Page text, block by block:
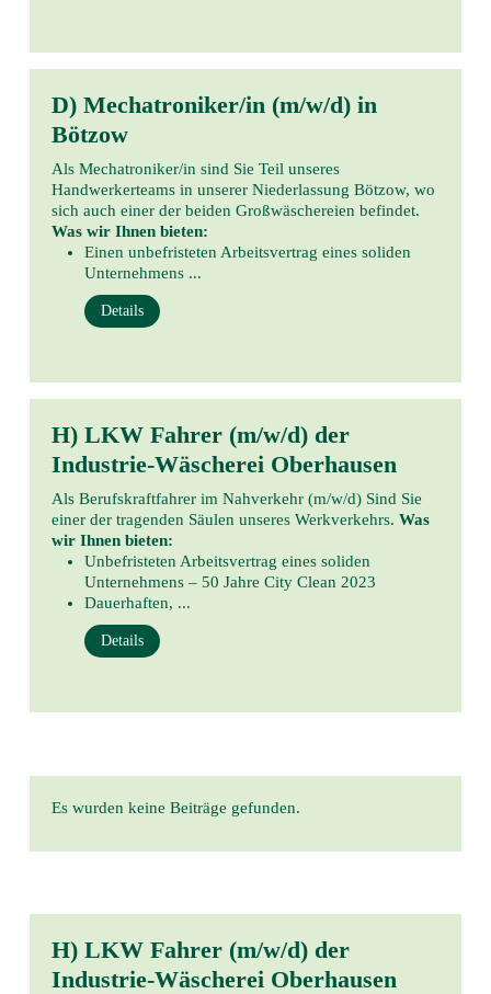
D) Mechatroniker/in (m/w/d) in
Bötzow
Als Mechatroniker/in sind Sie Teil unseres
Handwerkerteams in unserer Niederlassung Bötzow, wo
sich auch einer der beiden Großwäschereien befindet.
Was wir Ihnen bieten:
Einen unbefristeten Arbeitsvertrag eines soliden
Unternehmens ...
Details
H) LKW Fahrer (m/w/d) der
Industrie-Wäscherei Oberhausen
Als Berufskraftfahrer im Nahverkehr (m/w/d) Sind Sie
einer der tragenden Säulen unseres Werkverkehrs. Was
wir Ihnen bieten:
Unbefristeten Arbeitsvertrag eines soliden
Unternehmens – 50 Jahre City Clean 2023
Dauerhaften, ...
Details
Es wurden keine Beiträge gefunden.
H) LKW Fahrer (m/w/d) der
Industrie-Wäscherei Oberhausen